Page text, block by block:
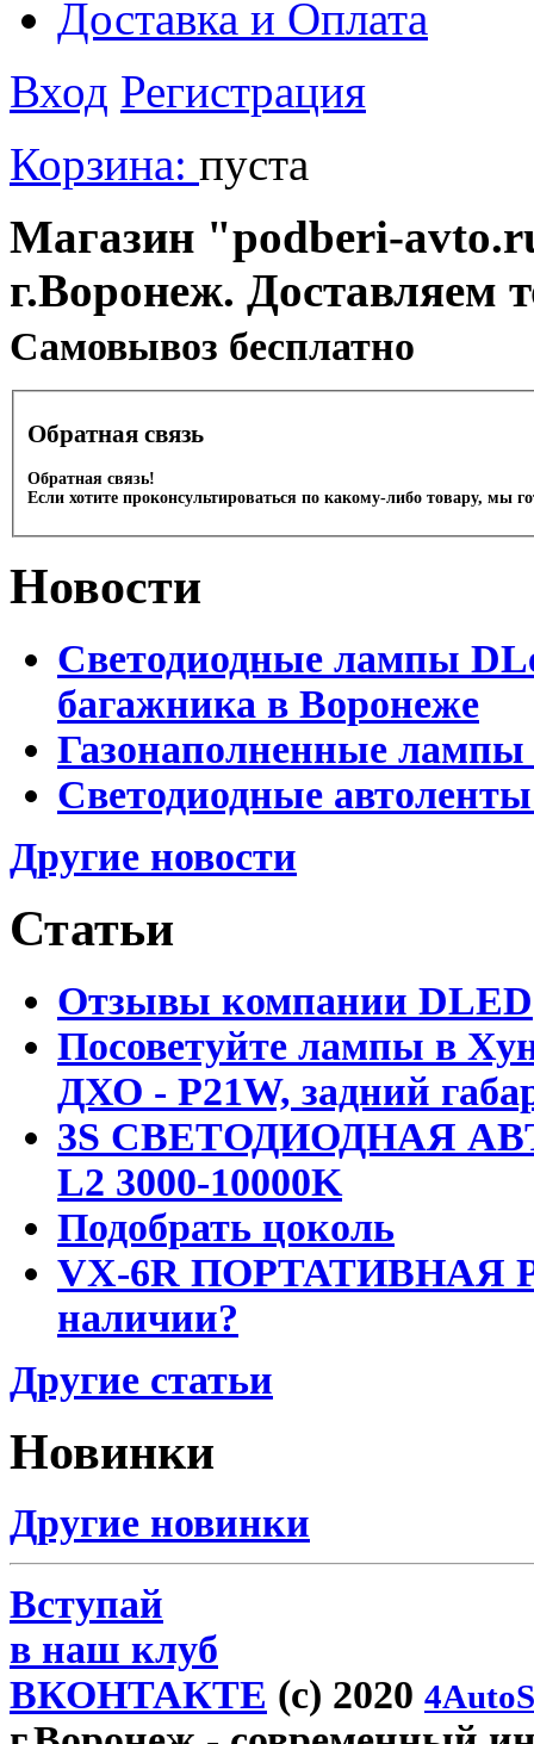
Доставка и Оплата
Вход Регистрация
Корзина: пуста
Магазин "podberi-
г.Воронеж. Доставляем
Cамовывоз бесплатно
Обратная связь
Обратная связь!
Если хотите проконсультироваться по какому-либо товару, мы
Новости
Светодиодные лампы
багажника в Воронеже
Газонаполненные
Светодиодные
Другие новости
Статьи
Отзывы компании DLED
Посоветуйте лампы в
ДХО - P21W, задний
3S СВЕТОДИОДНАЯ
L2 3000-10000K
Подобрать цоколь
VX-6R ПОРТАТИВНАЯ
наличии?
Другие статьи
Новинки
Другие новинки
Вступай
в наш клуб
ВКОНТАКТЕ (c) 2020